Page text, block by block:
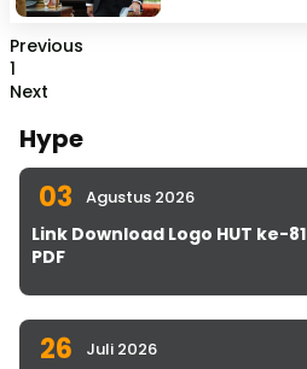
Previous
1
Next
Hype
03 Agustus 2026
Link Download Logo HUT ke-81
PDF
26 Juli 2026